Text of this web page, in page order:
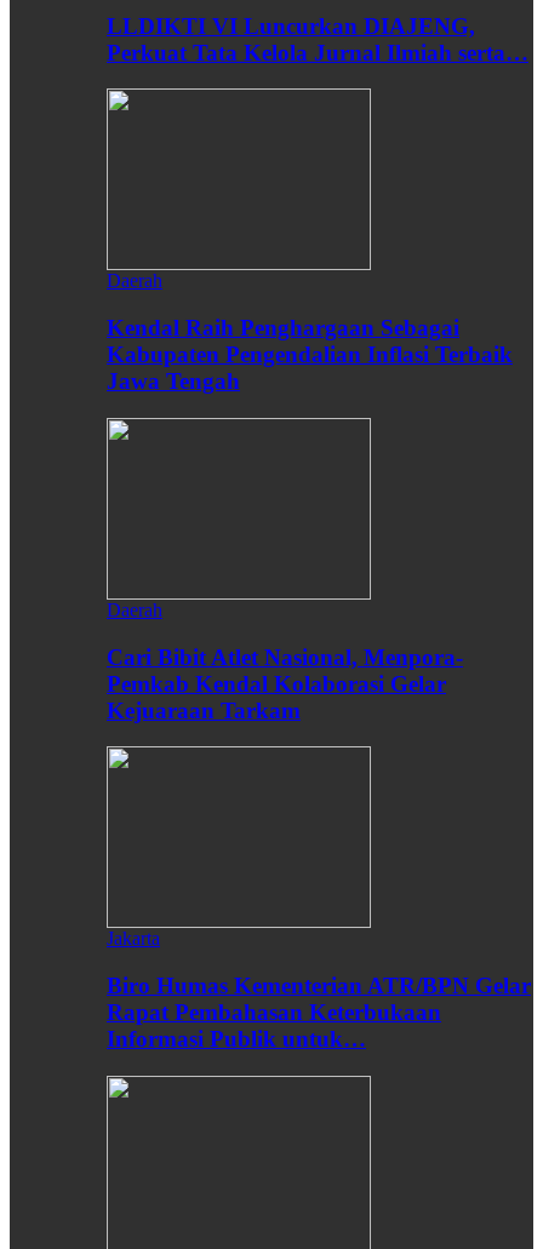
LLDIKTI VI Luncurkan DIAJENG,
Perkuat Tata Kelola Jurnal Ilmiah serta…
Daerah
Kendal Raih Penghargaan Sebagai
Kabupaten Pengendalian Inflasi Terbaik
Jawa Tengah
Daerah
Cari Bibit Atlet Nasional, Menpora-
Pemkab Kendal Kolaborasi Gelar
Kejuaraan Tarkam
Jakarta
Biro Humas Kementerian ATR/BPN Gelar
Rapat Pembahasan Keterbukaan
Informasi Publik untuk…